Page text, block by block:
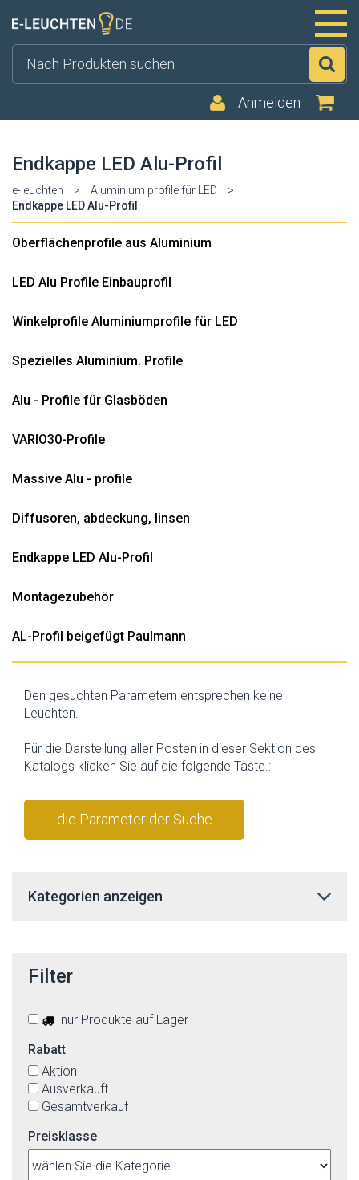
Anmelden
Endkappe LED Alu-Profil
e-leuchten > Aluminium profile für LED
>
Endkappe LED Alu-Profil
Oberflächenprofile aus Aluminium
LED Alu Profile Einbauprofil
Winkelprofile Aluminiumprofile für LED
Spezielles Aluminium. Profile
Alu - Profile für Glasböden
VARIO30-Profile
Massive Alu - profile
Diffusoren, abdeckung, linsen
Endkappe LED Alu-Profil
Montagezubehör
AL-Profil beigefügt Paulmann
Den gesuchten Parametern entsprechen keine
Leuchten.
Für die Darstellung aller Posten in dieser Sektion des
Katalogs klicken Sie auf die folgende Taste.:
die Parameter der Suche
Kategorien anzeigen
Filter
nur Produkte auf Lager
Rabatt
Aktion
Ausverkauft
Gesamtverkauf
Preisklasse